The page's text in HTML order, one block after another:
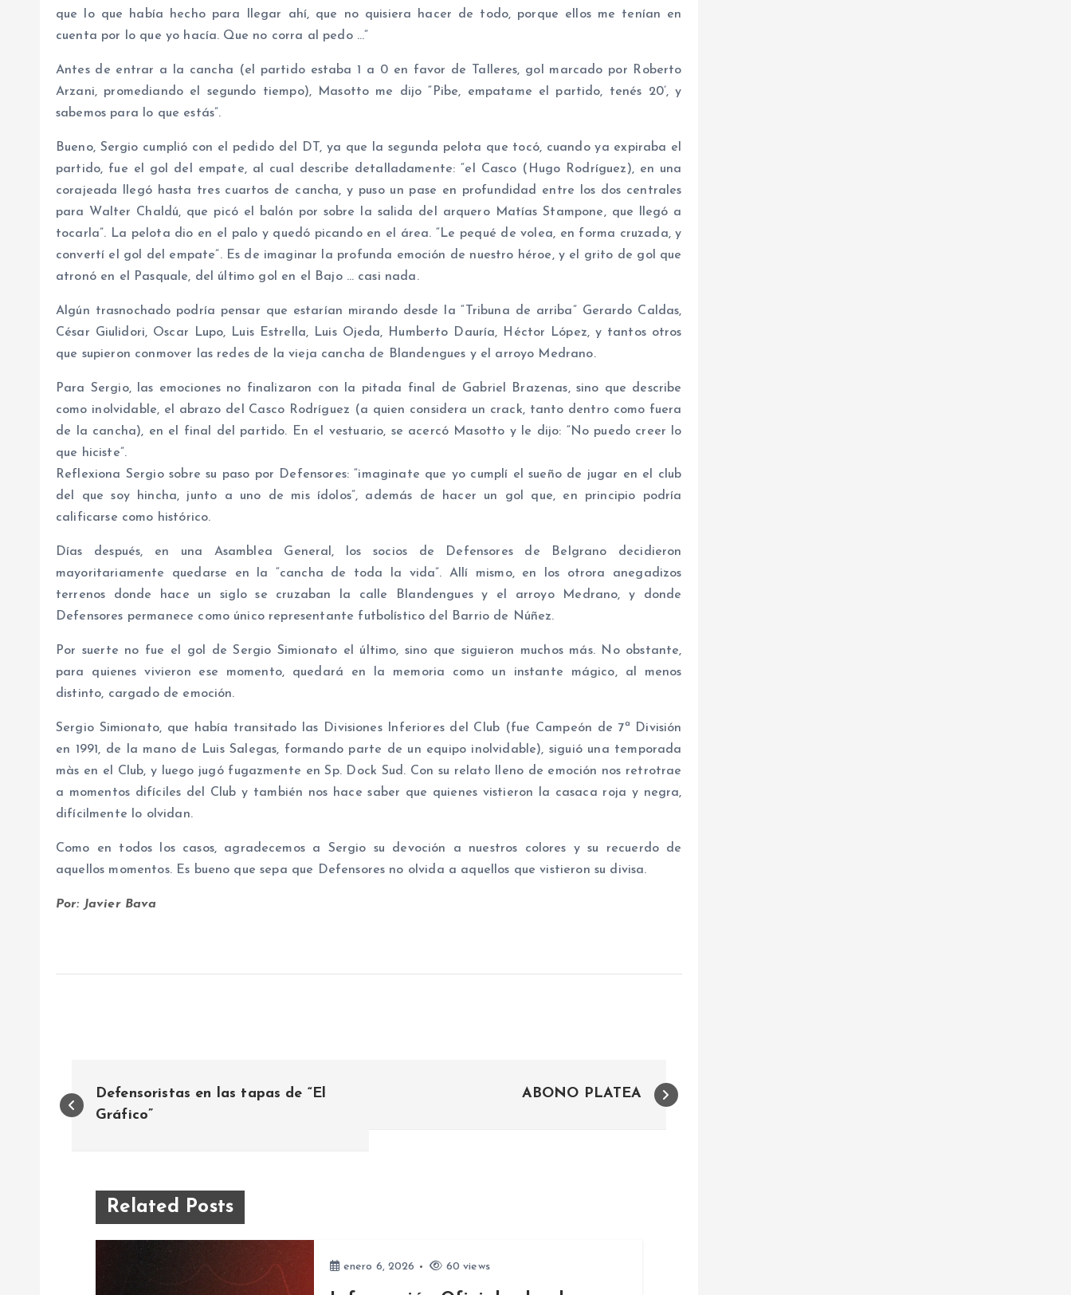
que lo que había hecho para llegar ahí, que no quisiera hacer de todo, porque ellos me tenían en
cuenta por lo que yo hacía. Que no corra al pedo …”
Antes de entrar a la cancha (el partido estaba 1 a 0 en favor de Talleres, gol marcado por Roberto
Arzani, promediando el segundo tiempo), Masotto me dijo “Pibe, empatame el partido, tenés 20’, y
sabemos para lo que estás”.
Bueno, Sergio cumplió con el pedido del DT, ya que la segunda pelota que tocó, cuando ya expiraba el
partido, fue el gol del empate, al cual describe detalladamente: “el Casco (Hugo Rodríguez), en una
corajeada llegó hasta tres cuartos de cancha, y puso un pase en profundidad entre los dos centrales
para Walter Chaldú, que picó el balón por sobre la salida del arquero Matías Stampone, que llegó a
tocarla”. La pelota dio en el palo y quedó picando en el área. “Le pequé de volea, en forma cruzada, y
convertí el gol del empate”. Es de imaginar la profunda emoción de nuestro héroe, y el grito de gol que
atronó en el Pasquale, del último gol en el Bajo … casi nada.
Algún trasnochado podría pensar que estarían mirando desde la “Tribuna de arriba” Gerardo Caldas,
César Giulidori, Oscar Lupo, Luis Estrella, Luis Ojeda, Humberto Dauría, Héctor López, y tantos otros
que supieron conmover las redes de la vieja cancha de Blandengues y el arroyo Medrano.
Para Sergio, las emociones no finalizaron con la pitada final de Gabriel Brazenas, sino que describe
como inolvidable, el abrazo del Casco Rodríguez (a quien considera un crack, tanto dentro como fuera
de la cancha), en el final del partido. En el vestuario, se acercó Masotto y le dijo: “No puedo creer lo
que hiciste”.
Reflexiona Sergio sobre su paso por Defensores: “imaginate que yo cumplí el sueño de jugar en el club
del que soy hincha, junto a uno de mis ídolos”, además de hacer un gol que, en principio podría
calificarse como histórico.
Días después, en una Asamblea General, los socios de Defensores de Belgrano decidieron
mayoritariamente quedarse en la “cancha de toda la vida”. Allí mismo, en los otrora anegadizos
terrenos donde hace un siglo se cruzaban la calle Blandengues y el arroyo Medrano, y donde
Defensores permanece como único representante futbolístico del Barrio de Núñez.
Por suerte no fue el gol de Sergio Simionato el último, sino que siguieron muchos más. No obstante,
para quienes vivieron ese momento, quedará en la memoria como un instante mágico, al menos
distinto, cargado de emoción.
Sergio Simionato, que había transitado las Divisiones Inferiores del Club (fue Campeón de 7ª División
en 1991, de la mano de Luis Salegas, formando parte de un equipo inolvidable), siguió una temporada
màs en el Club, y luego jugó fugazmente en Sp. Dock Sud. Con su relato lleno de emoción nos retrotrae
a momentos difíciles del Club y también nos hace saber que quienes vistieron la casaca roja y negra,
difícilmente lo olvidan.
Como en todos los casos, agradecemos a Sergio su devoción a nuestros colores y su recuerdo de
aquellos momentos. Es bueno que sepa que Defensores no olvida a aquellos que vistieron su divisa.
Por: Javier Bava
a
Defensoristas en las tapas de “El
Gráfico”
ABONO PLATEA
Related Posts
enero 6, 2026 60 views